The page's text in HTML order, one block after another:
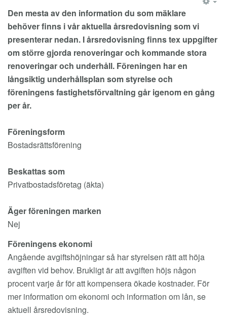
Den mesta av den information du som mäklare
behöver finns i vår aktuella årsredovisning som vi
presenterar nedan. I årsredovisning finns tex uppgifter
om större gjorda renoveringar och kommande stora
renoveringar och underhåll. Föreningen har en
långsiktig underhållsplan som styrelse och
föreningensfastighetsförvaltning går igenom en gång
per år.
Föreningsform
Bostadsrättsförening
Beskattas som
Privatbostadsföretag (äkta)
Äger föreningen marken
Nej
Föreningens ekonomi
Angående avgiftshöjningar så har styrelsen rätt att höja
avgiften vid behov. Brukligt är att avgiften höjs någon
procent varje år för att kompensera ökade kostnader. För
mer information om ekonomi och information om lån, se
aktuell årsredovisning.